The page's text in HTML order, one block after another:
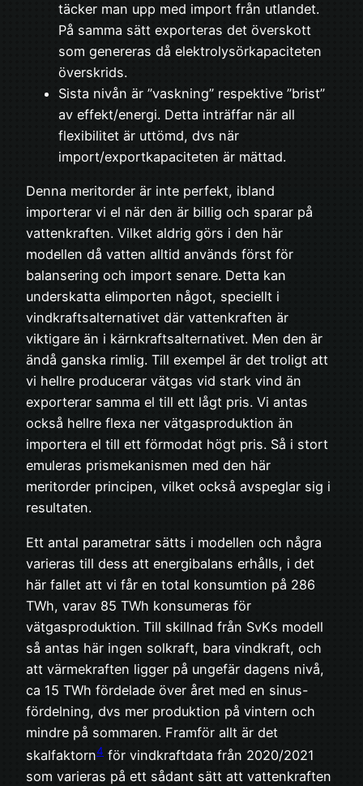
täcker man upp med import från utlandet.
På samma sätt exporteras det överskott
som genereras då elektrolysörkapaciteten
överskrids.
Sista nivån är ”vaskning” respektive ”brist”
av effekt/energi. Detta inträffar när all
flexibilitet är uttömd, dvs när
import/exportkapaciteten är mättad.
Denna meritorder är inte perfekt, ibland
importerar vi el när den är billig och sparar på
vattenkraften. Vilket aldrig görs i den här
modellen då vatten alltid används först för
balansering och import senare. Detta kan
underskatta elimporten något, speciellt i
vindkraftsalternativet där vattenkraften är
viktigare än i kärnkraftsalternativet. Men den är
ändå ganska rimlig. Till exempel är det troligt att
vi hellre producerar vätgas vid stark vind än
exporterar samma el till ett lågt pris. Vi antas
också hellre flexa ner vätgasproduktion än
importera el till ett förmodat högt pris. Så i stort
emuleras prismekanismen med den här
meritorder principen, vilket också avspeglar sig i
resultaten.
Ett antal parametrar sätts i modellen och några
varieras till dess att energibalans erhålls, i det
här fallet att vi får en total konsumtion på 286
TWh, varav 85 TWh konsumeras för
vätgasproduktion. Till skillnad från SvKs modell
så antas här ingen solkraft, bara vindkraft, och
att värmekraften ligger på ungefär dagens nivå,
ca 15 TWh fördelade över året med en sinus-
fördelning, dvs mer produktion på vintern och
mindre på sommaren. Framför allt är det
skalfaktorn4 för vindkraftdata från 2020/2021
som varieras på ett sådant sätt att vattenkraften